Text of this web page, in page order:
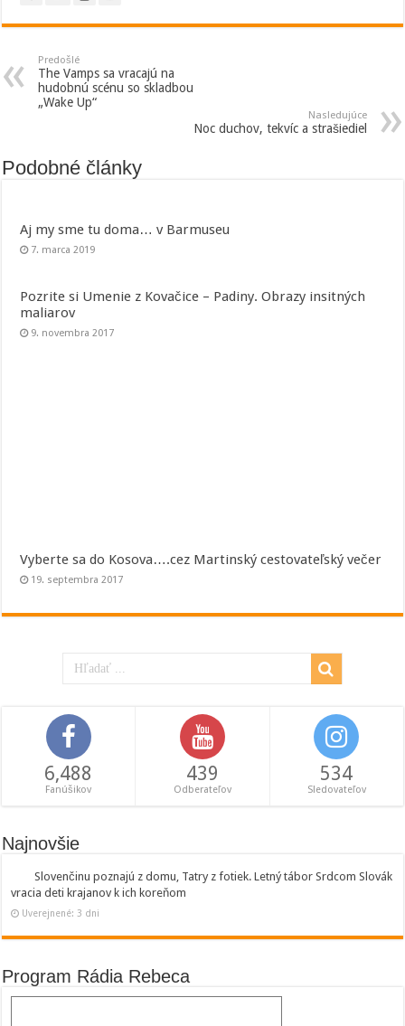
Predošlé
The Vamps sa vracajú na
hudobnú scénu so skladbou
„Wake Up“
Nasledujúce
Noc duchov, tekvíc a strašiediel
Podobné články
Aj my sme tu doma… v Barmuseu
7. marca 2019
Pozrite si Umenie z Kovačice – Padiny. Obrazy insitných
maliarov
9. novembra 2017
Vyberte sa do Kosova….cez Martinský cestovateľský večer
19. septembra 2017
6,488
Fanúšikov
439
Odberateľov
534
Sledovateľov
Najnovšie
Slovenčinu poznajú z domu, Tatry z fotiek. Letný tábor Srdcom Slovák
vracia deti krajanov k ich koreňom
Uverejnené: 3 dni
Program Rádia Rebeca